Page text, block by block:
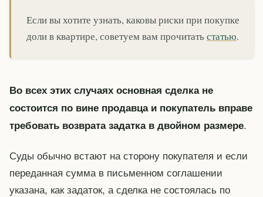
Если вы хотите узнать, каковы риски при покупке
доли в квартире, советуем вам прочитатьстатью.
Во всех этих случаях основная сделка не
состоится по вине продавца и покупатель вправе
требовать возврата задатка в двойном размере.
Суды обычно встают на сторону покупателя и если
переданная сумма в письменном соглашении
указана, как задаток, а сделка не состоялась по